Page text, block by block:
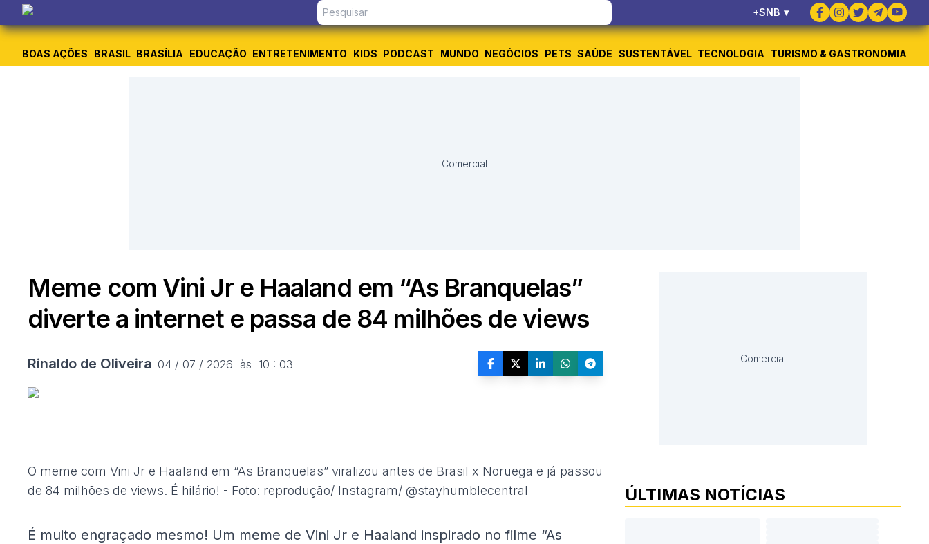
+SNB ▾
BOAS AÇÕES BRASIL BRASÍLIA EDUCAÇÃO ENTRETENIMENTO KIDS PODCAST MUNDO NEGÓCIOS PETS SAÚDE SUSTENTÁVEL TECNOLOGIA TURISMO & GASTRONOMIA
Comercial
Meme com Vini Jr e Haaland em “As Branquelas”
diverte a internet e passa de 84 milhões de views
Rinaldo de Oliveira 04 / 07 / 2026  às  10 : 03
O meme com Vini Jr e Haaland em “As Branquelas” viralizou antes de Brasil x Noruega e já passou
de 84 milhões de views. É hilário! - Foto: reprodução/ Instagram/ @stayhumblecentral
É muito engraçado mesmo! Um meme de Vini Jr e Haaland inspirado no filme “As
Comercial
ÚLTIMAS NOTÍCIAS